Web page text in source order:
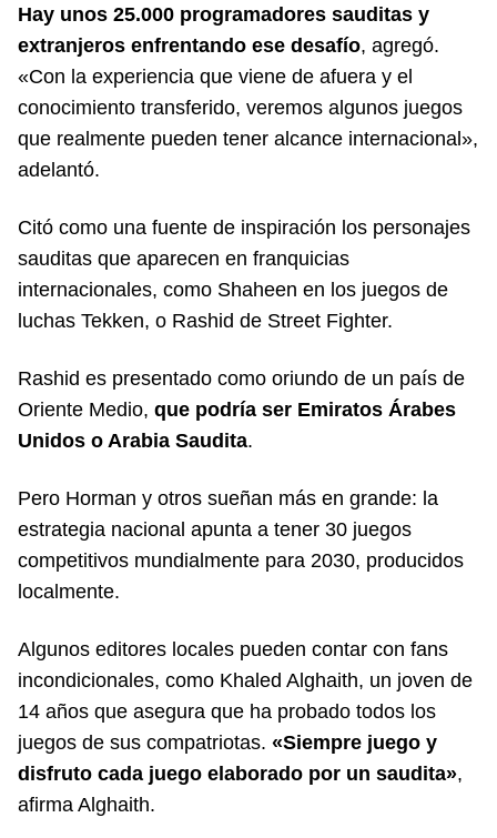
Hay unos 25.000 programadores sauditas y
extranjeros enfrentando ese desafío, agregó.
«Con la experiencia que viene de afuera y el
conocimiento transferido, veremos algunos juegos
que realmente pueden tener alcance internacional»,
adelantó.
Citó como una fuente de inspiración los personajes
sauditas que aparecen en franquicias
internacionales, como Shaheen en los juegos de
luchas Tekken, o Rashid de Street Fighter.
Rashid es presentado como oriundo de un país de
Oriente Medio, que podría ser Emiratos Árabes
Unidos o Arabia Saudita.
Pero Horman y otros sueñan más en grande: la
estrategia nacional apunta a tener 30 juegos
competitivos mundialmente para 2030, producidos
localmente.
Algunos editores locales pueden contar con fans
incondicionales, como Khaled Alghaith, un joven de
14 años que asegura que ha probado todos los
juegos de sus compatriotas. «Siempre juego y
disfruto cada juego elaborado por un saudita»,
afirma Alghaith.